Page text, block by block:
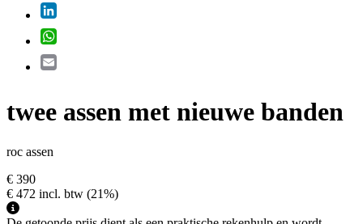
twee assen met nieuwe banden
roc assen
€ 390
€ 472 incl. btw (21%)